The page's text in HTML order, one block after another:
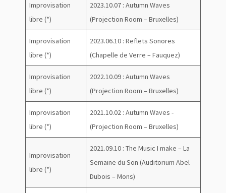
Improvisation
libre (*)
2023.10.07 : Autumn Waves
(Projection Room – Bruxelles)
Improvisation
libre (*)
2023.06.10 : Reflets Sonores
(Chapelle de Verre – Fauquez)
Improvisation
libre (*)
2022.10.09 : Autumn Waves
(Projection Room – Bruxelles)
Improvisation
libre (*)
2021.10.02 : Autumn Waves -
(Projection Room – Bruxelles)
Improvisation
libre (*)
2021.09.10 : The Music I make – La
Semaine du Son (Auditorium Abel
Dubois – Mons)